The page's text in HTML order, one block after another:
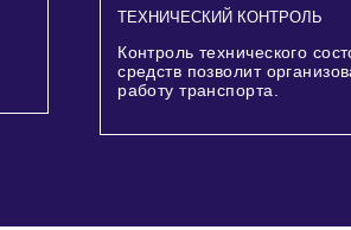
ТЕХНИЧЕСКИЙ КОНТРОЛЬ
Контроль технического
средств позволит
работу транспорта.